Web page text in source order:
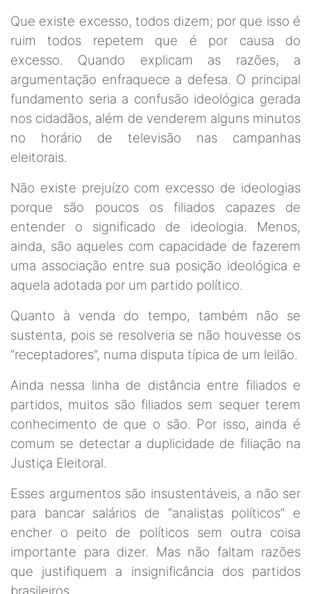
Que existe excesso, todos dizem; por que isso é
ruim todos repetem que é por causa do
excesso. Quando explicam as razões, a
argumentação enfraquece a defesa. O principal
fundamento seria a confusão ideológica gerada
nos cidadãos, além de venderem alguns minutos
no horário de televisão nas campanhas
eleitorais.
Não existe prejuízo com excesso de ideologias
porque são poucos os filiados capazes de
entender o significado de ideologia. Menos,
ainda, são aqueles com capacidade de fazerem
uma associação entre sua posição ideológica e
aquela adotada por um partido político.
Quanto à venda do tempo, também não se
sustenta, pois se resolveria se não houvesse os
“receptadores”, numa disputa típica de um leilão.
Ainda nessa linha de distância entre filiados e
partidos, muitos são filiados sem sequer terem
conhecimento de que o são. Por isso, ainda é
comum se detectar a duplicidade de filiação na
Justiça Eleitoral.
Esses argumentos são insustentáveis, a não ser
para bancar salários de “analistas políticos” e
encher o peito de políticos sem outra coisa
importante para dizer. Mas não faltam razões
que justifiquem a insignificância dos partidos